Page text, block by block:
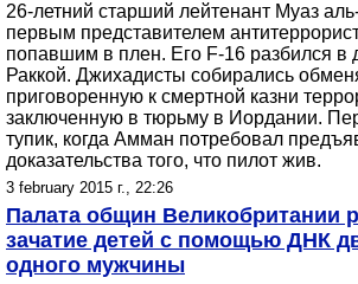
26-летний старший лейтенант Муаз
первым представителем
попавшим в плен. Его F-16 разбился в
Раккой. Джихадисты собирались
приговоренную к смертной казни
заключенную в тюрьму в Иордании.
тупик, когда Амман потребовал
доказательства того, что пилот жив.
3 february 2015 г., 22:26
Палата общин Великобритании
зачатие детей с помощью ДНК
одного мужчины